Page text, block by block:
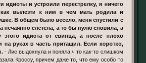
идиоты и устроили перестрелку, я ничего
вылезти к ним в чем мать родила и
В общем было весело, меня спустили с
нечаянно слетела, а то бы пулю словила, а
этого идиота от свинца, а после плохо
руках в часть притащил. Если коротко,
- Лис выдохнула и поняла,ч то как-то слишком
Кроссу, причем даже то, что ему особо то